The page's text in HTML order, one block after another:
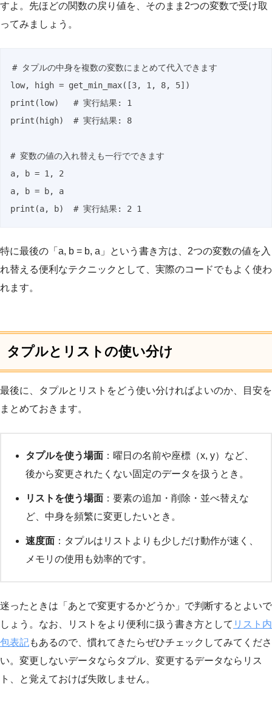
すよ。先ほどの関数の戻り値を、そのまま2つの変数で受け取
ってみましょう。
# タプルの中身を複数の変数にまとめて代入できます
low, high = get_min_max([3, 1, 8, 5])
print(low)   # 実行結果: 1
print(high)  # 実行結果: 8
# 変数の値の入れ替えも一行でできます
a, b = 1, 2
a, b = b, a
print(a, b)  # 実行結果: 2 1
特に最後の「a, b = b, a」という書き方は、2つの変数の値を入
れ替える便利なテクニックとして、実際のコードでもよく使わ
れます。
タプルとリストの使い分け
最後に、タプルとリストをどう使い分ければよいのか、目安を
まとめておきます。
タプルを使う場面 ：曜日の名前や座標（x, y）など、
後から変更されたくない固定のデータを扱うとき。
リストを使う場面 ：要素の追加・削除・並べ替えな
ど、中身を頻繁に変更したいとき。
速度面 ：タプルはリストよりも少しだけ動作が速く、
メモリの使用も効率的です。
迷ったときは「あとで変更するかどうか」で判断するとよいで
しょう。なお、リストをより便利に扱う書き方として リスト内
包表記もあるので、慣れてきたらぜひチェックしてみてくださ
い。変更しないデータならタプル、変更するデータならリス
ト、と覚えておけば失敗しません。